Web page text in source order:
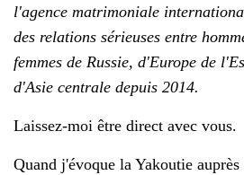
l'agence matrimoniale
des relations sérieuses entre
femmes de Russie, d'Europe de
d'Asie centrale depuis 2014.
Laissez-moi être direct avec vous.
Quand j'évoque la Yakoutie